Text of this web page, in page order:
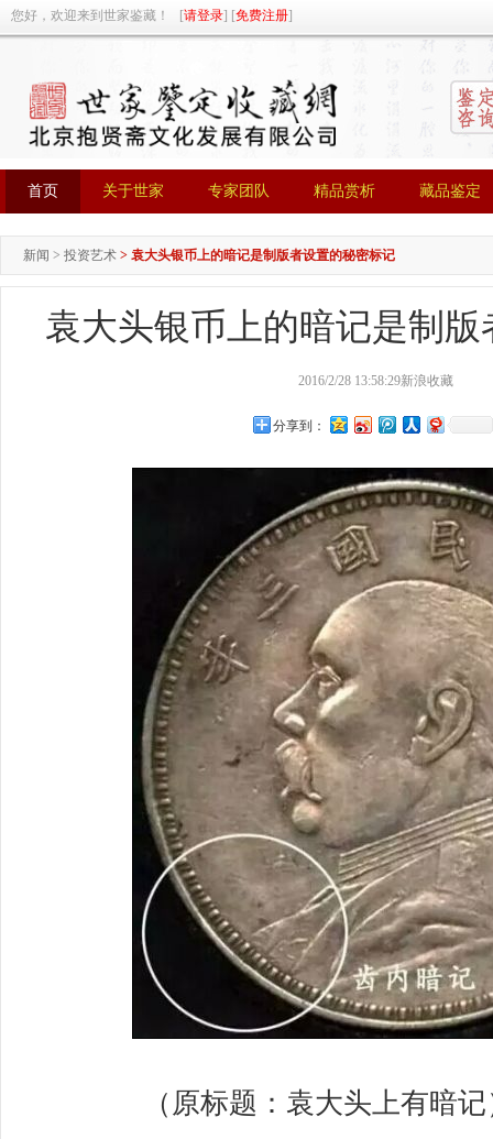
您好，欢迎来到世家鉴藏！ [请登录] [免费注册]
首页
首页
关于世家
关于世家
专家团队
专家团队
精品赏析
精品赏析
藏品鉴定
藏品鉴定
新闻 > 投资艺术 > 袁大头银币上的暗记是制版者设置的秘密标记
袁大头银币上的暗记是制
2016/2/28 13:58:29新浪收藏
分享到：
（原标题：袁大头上有